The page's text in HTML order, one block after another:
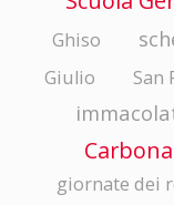
Ghiso
Giulio
San
giornate dei